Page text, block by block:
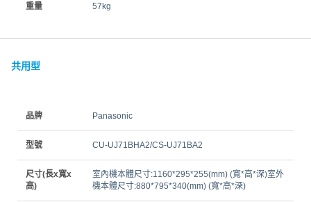
重量 57kg
共用型
品牌 Panasonic
型號 CU-UJ71BHA2/CS-UJ71BA2
尺寸(長x寬x
高)
室內機本體尺寸:1160*295*255(mm) (寬*高*深)室外
機本體尺寸:880*795*340(mm) (寬*高*深)